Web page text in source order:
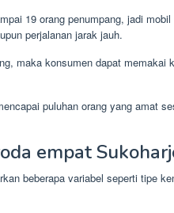
19 orang penumpang, jadi
perjalanan jarak jauh.
maka konsumen dapat memakai
puluhan orang yang amat
empat
beberapa variabel seperti tipe